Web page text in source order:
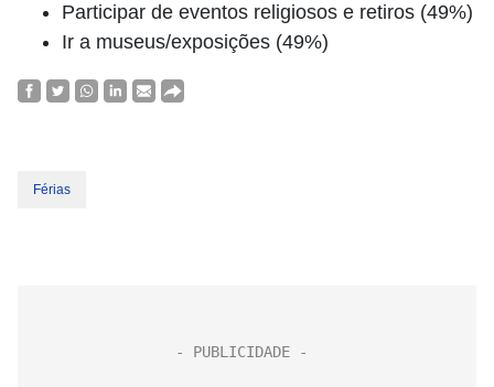
Participar de eventos religiosos e retiros (49%)
Ir a museus/exposições (49%)
Férias